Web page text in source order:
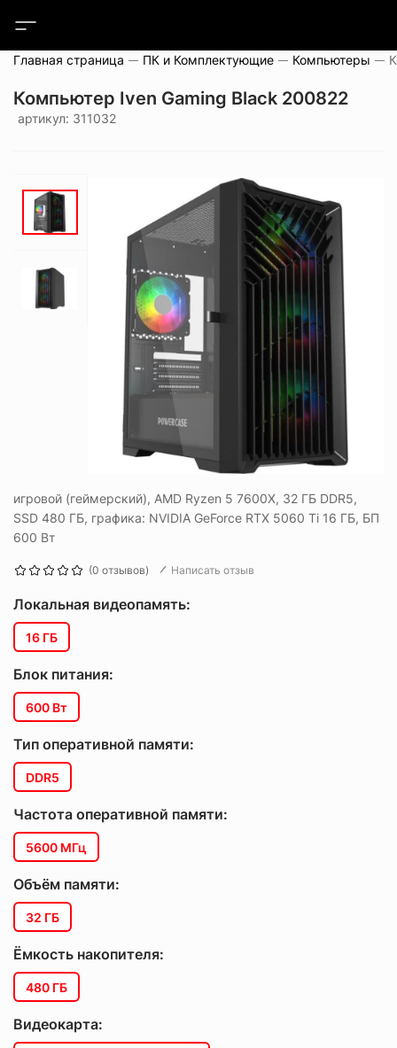
Главная страница ПК и Комплектующие Компьютеры
Компьютер Iven Gaming Black 200822
артикул: 311032
игровой (геймерский), AMD Ryzen 5 7600X, 32 ГБ DDR5,
SSD 480 ГБ, графика: NVIDIA GeForce RTX 5060 Ti 16 ГБ, БП
600 Вт
(0 отзывов) Написать отзыв
Локальная видеопамять:
16 ГБ
Блок питания:
600 Вт
Тип оперативной памяти:
DDR5
Частота оперативной памяти:
5600 МГц
Объём памяти:
32 ГБ
Ёмкость накопителя:
480 ГБ
Видеокарта: